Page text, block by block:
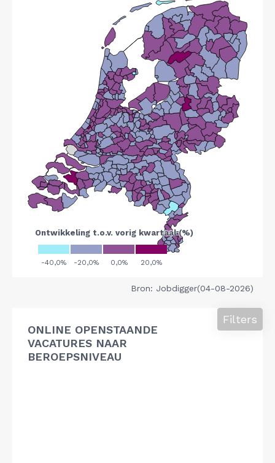
Bron: Jobdigger(04-08-2026)
ONLINE OPENSTAANDE
VACATURES NAAR
BEROEPSNIVEAU
Filters